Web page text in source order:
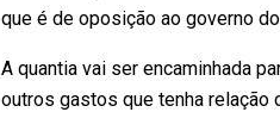
que é de oposição ao governo
A quantia vai ser encaminhada
outros gastos que tenha relação